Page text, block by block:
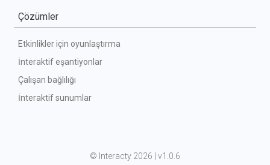
Çözümler
Etkinlikler için oyunlaştırma
İnteraktif eşantiyonlar
Çalışan bağlılığı
İnteraktif sunumlar
© Interacty 2026 | v1.0.6